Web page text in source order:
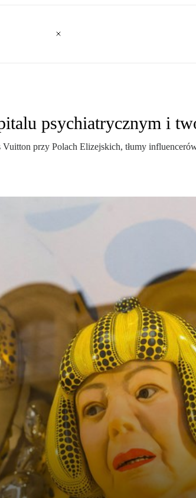
psychiatrycznym i
przy Polach Elizejskich, tłumy